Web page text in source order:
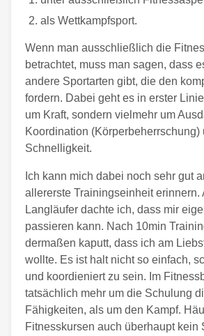
als Wettkampfsport.
Wenn man ausschließlich die
betrachtet, muss man sagen, dass
andere Sportarten gibt, die den
fordern. Dabei geht es in erster
um Kraft, sondern vielmehr um
Koordination (Körperbeherrschung)
Schnelligkeit.
Ich kann mich dabei noch sehr gut
allererste Trainingseinheit erinnern.
Langläufer dachte ich, dass mir
passieren kann. Nach 10min
dermaßen kaputt, dass ich am
wollte. Es ist halt nicht so einfach,
und koordieniert zu sein. Im
tatsächlich mehr um die Schulung
Fähigkeiten, als um den Kampf.
Fitnesskursen auch überhaupt kein